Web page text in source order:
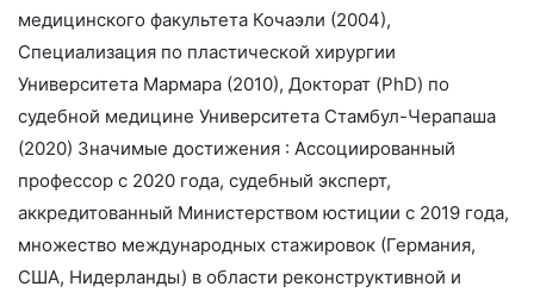
медицинского факультета Кочаэли (2004),
Специализация по пластической хирургии
Университета Мармара (2010), Докторат (PhD) по
судебной медицине Университета Стамбул-Черапаша
(2020) Значимые достижения : Ассоциированный
профессор с 2020 года, судебный эксперт,
аккредитованный Министерством юстиции с 2019 года,
множество международных стажировок (Германия,
США, Нидерланды) в области реконструктивной и